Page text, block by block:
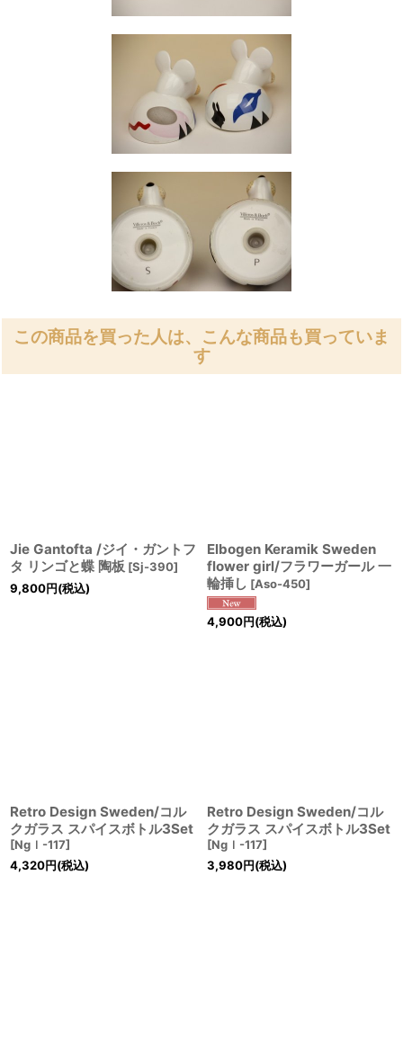
この商品を買った人は、こんな商品も買っていま
す
Jie Gantofta /ジイ・ガントフ
タ リンゴと蝶 陶板 [Sj-390]
9,800円(税込)
Elbogen Keramik Sweden
flower girl/フラワーガール 一
輪挿し [Aso-450]
4,900円(税込)
Retro Design Sweden/コル
クガラス スパイスボトル3Set
[Ngｌ-117]
4,320円(税込)
Retro Design Sweden/コル
クガラス スパイスボトル3Set
[Ngｌ-117]
3,980円(税込)